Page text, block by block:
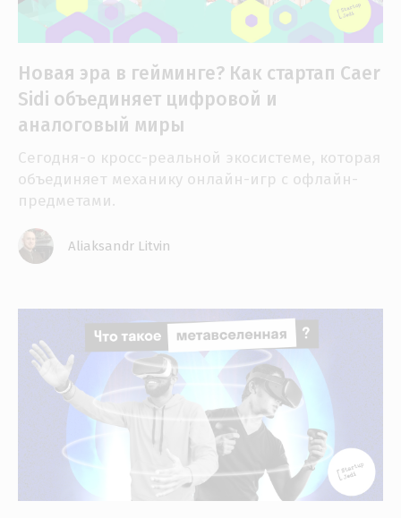
Новая эра в гейминге? Как стартап Caer
Sidi объединяет цифровой и
аналоговый миры
Сегодня - о кросс-реальной экосистеме, которая
объединяет механику онлайн-игр с офлайн-
предметами.
Aliaksandr Litvin